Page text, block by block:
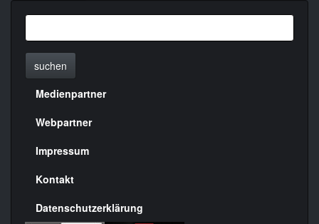
suchen
Menülinks
rechte
Seite
Medienpartner
Webpartner
Impressum
Kontakt
Datenschutzerklärung